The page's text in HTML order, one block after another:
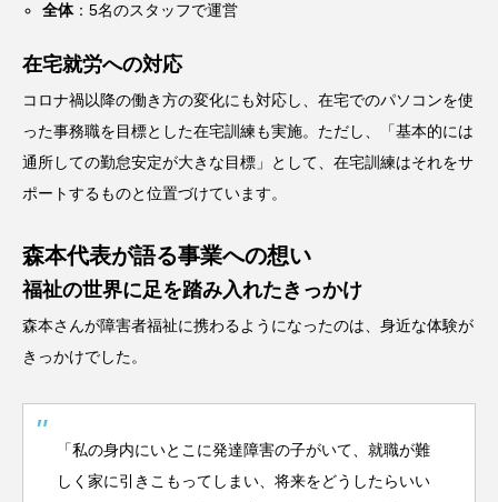
全体：5名のスタッフで運営
在宅就労への対応
コロナ禍以降の働き方の変化にも対応し、在宅でのパソコンを使
った事務職を目標とした在宅訓練も実施。ただし、「基本的には
通所しての勤怠安定が大きな目標」として、在宅訓練はそれをサ
ポートするものと位置づけています。
森本代表が語る事業への想い
福祉の世界に足を踏み入れたきっかけ
森本さんが障害者福祉に携わるようになったのは、身近な体験が
きっかけでした。
「私の身内にいとこに発達障害の子がいて、就職が難
しく家に引きこもってしまい、将来をどうしたらいい